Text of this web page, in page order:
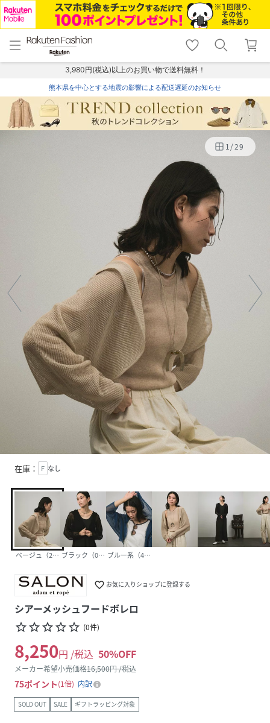
menu home
トップ
shopping_cart lock_outline
ログイン
3,980円(税込)以上のお買い物で送料無料！
熊本県を中心とする地震の影響による配送遅延のお知らせ
1/29
在庫： F なし
ベージュ（27）ブラック（01）ブルー系（45）
favorite_border お気に入りショップに登録する
シアーメッシュフードボレロ
star_borderstar_borderstar_borderstar_borderstar_border (0件)
8,250円 /税込 50%OFF
メーカー希望小売価格16,500円 /税込
75ポイント 1倍 内訳
SOLD OUT SALE ギフトラッピング対象